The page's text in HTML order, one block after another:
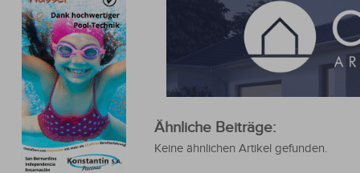
Ähnliche Beiträge:
Keine ähnlichen Artikel gefunden.